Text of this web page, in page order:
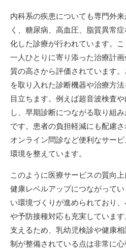
内科系の疾患についても専門外
く、糖尿病、高血圧、脂質異常
化した診療が行われています。
一人ひとりに寄り添った治療計
質の高さから評価されています
を取り入れた診断機器や治療方
目立ちます。例えば超音波検査
し、早期診断につながる取り組
です。患者の負担軽減にも配慮
オンライン問診など便利なサー
環境を整えています。
このように医療サービスの質向
健康レベルアップにつながって
い環境づくりが進められており
や予防接種対応も充実していま
支えるため、乳幼児検診や健康
制が整備されている点は非常に